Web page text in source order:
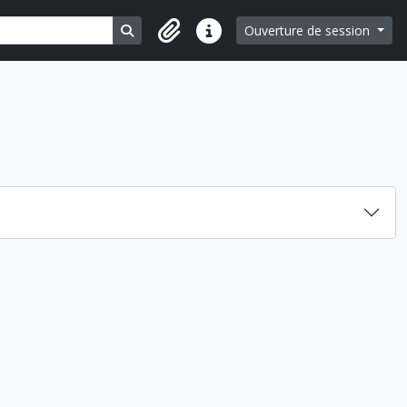
Search in browse page
Liens rapidesOuverture de session